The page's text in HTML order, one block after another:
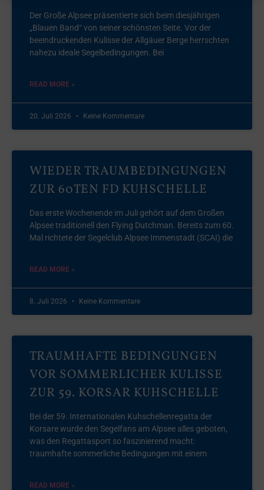
Der Große Alpsee präsentierte sich beim diesjährigen
„Blauen Band“ von seiner schönsten Seite. Vor der
beeindruckenden Kulisse der Allgäuer Berge herrschten
nahezu ideale Segelbedingungen. Bei
READ MORE »
20. Juli 2026 Keine Kommentare
WIEDER TRAUMBEDINGUNGEN
ZUR 60TEN FD KUHSCHELLE
Das erste Wochenende im Juli gehört auf dem Großen
Alpsee traditionell den Flying Dutchman. Bereits zum 60.
Mal richtete der Segelclub Alpsee Immenstadt (SCAI) die
READ MORE »
8. Juli 2026 Keine Kommentare
TRAUMHAFTE BEDINGUNGEN
VOR SOMMERLICHER KULISSE
ZUR 59. KORSAR KUHSCHELLE
Bei der 59. Internationalen Kuhschellenregatta der
Korsare wurde den Segelfans am Alpsee alles geboten,
was den Regattasport so faszinierend macht:
traumhafte sommerliche Bedingungen mit einem
READ MORE »